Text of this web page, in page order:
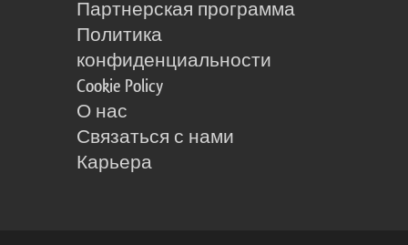
Партнерская программа
Политика
конфиденциальности
Cookie Policy
О нас
Связаться с нами
Карьера